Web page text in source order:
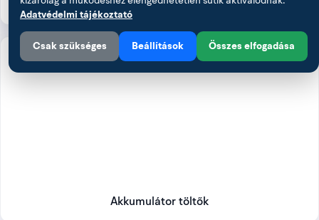
Akkumulátor saruk
Akkumulátor töltők
Adatvédelmi tájékoztató
Csak szükséges Beállítások Összes elfogadása